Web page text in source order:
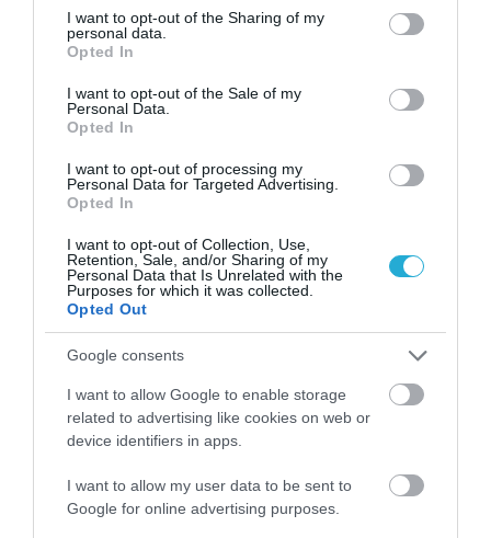
not limited to your visit or usage behaviour. You may click to
grant or deny consent to Google and its third-party tags to
use your data for below specified purposes in below Google
consent section.
I want to opt-out of the Sharing of my
personal data.
Opted In
I want to opt-out of the Sale of my
Personal Data.
Opted In
I want to opt-out of processing my
Personal Data for Targeted Advertising.
Opted In
I want to opt-out of Collection, Use,
Retention, Sale, and/or Sharing of my
Personal Data that Is Unrelated with the
Purposes for which it was collected.
Opted Out
Google consents
I want to allow Google to enable storage
related to advertising like cookies on web or
device identifiers in apps.
I want to allow my user data to be sent to
Google for online advertising purposes.
και μπορεί να προειδοποιεί για
καρδιοπάθεια
31.07.2026 03:06
Ιατρικά μυστήρια που έμειναν ανεξήγητα
για δεκαετίες